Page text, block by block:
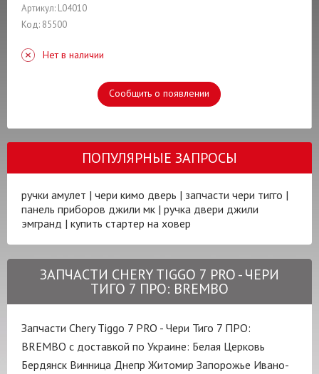
Артикул: L04010
Код: 85500
Нет в наличии
Сообщить о появлении
ПОПУЛЯРНЫЕ ЗАПРОСЫ
ручки амулет | чери кимо дверь | запчасти чери тигго |
панель приборов джили мк | ручка двери джили
эмгранд | купить стартер на ховер
ЗАПЧАСТИ CHERY TIGGO 7 PRO - ЧЕРИ
ТИГО 7 ПРО: BREMBO
Запчасти Chery Tiggo 7 PRO - Чери Тиго 7 ПРО:
BREMBO с доставкой по Украине: Белая Церковь
Бердянск Винница Днепр Житомир Запорожье Ивано-